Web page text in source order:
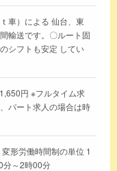
車）による 仙台、東
輸送です。〇ルート固
シフトも安定 してい
円 ※フルタイム求
パート求人の場合は時
形労働時間制の単位 1
分～2時00分